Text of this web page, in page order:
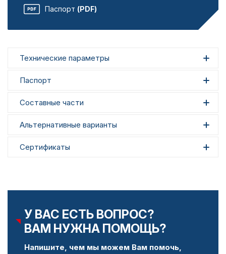
Паспорт (PDF)
Технические параметры
Паспорт
Составные части
Альтернативные варианты
Сертификаты
У ВАС ЕСТЬ ВОПРОС?
ВАМ НУЖНА ПОМОЩЬ?
Напишите, чем мы можем Вам помочь,